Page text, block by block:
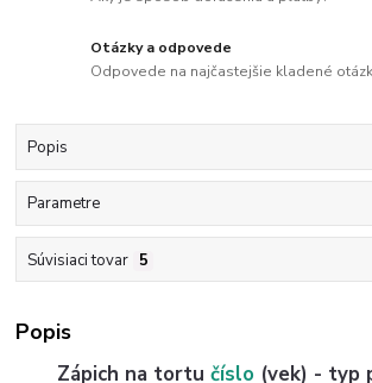
Otázky a odpovede
Odpovede na najčastejšie kladené
Popis
Parametre
Súvisiaci tovar 5
Popis
Zápich na tortu číslo (vek) - typ